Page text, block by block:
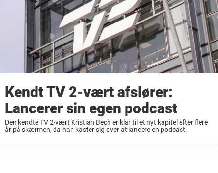
Kendt TV 2-vært afslører:
Lancerer sin egen podcast
Den kendte TV 2-vært Kristian Bech er klar til et nyt kapitel efter flere
år på skærmen, da han kaster sig over at lancere en podcast.